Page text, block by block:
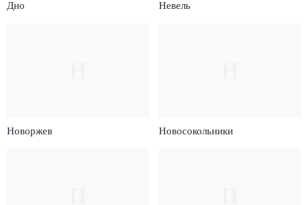
Дно Невель
Новоржев Новосокольники